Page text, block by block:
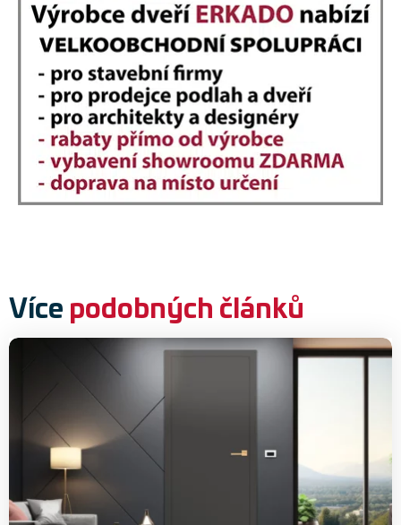
Více podobných článků